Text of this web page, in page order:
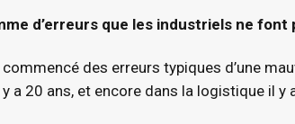
d’erreurs que les industriels ne font
des erreurs typiques d’une
a 20 ans, et encore dans la logistique il y